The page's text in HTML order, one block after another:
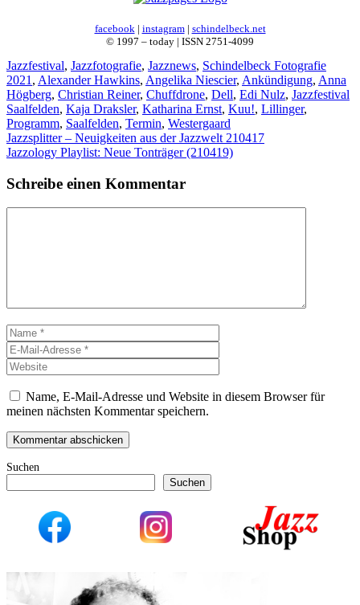
facebook | instagram| schindelbeck.net
© 1997 – today | ISSN 2751-4099
Kategorien
Jazzfestival, Jazzfotografie, Jazznews, Schindelbeck Fotografie
2021 , Alexander Hawkins, Angelika Niescier, Ankündigung, Anna
Högberg, Christian Reiner, Chuffdrone, Dell, Edi Nulz, Jazzfestival
Saalfelden, Kaja Draksler, Katharina Ernst, Kuu!, Lillinger,
Programm, Saalfelden, Termin, Westergaard
Jazzsplitter – Neuigkeiten aus der Jazzwelt 210417
Jazzology Playlist: Neue Tonträger (210419)
Schreibe einen Kommentar
Name
Mail-
Adresse
Name, E-Mail-Adresse und Website in diesem Browser für
meinen nächsten Kommentar speichern.
Suchen
Suchen